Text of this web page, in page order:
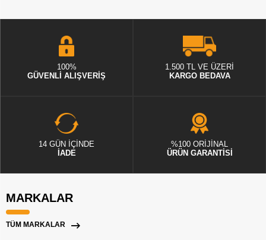
100%
GÜVENLİ ALIŞVERİŞ
1.500 TL VE ÜZERİ
KARGO BEDAVA
14 GÜN İÇİNDE
İADE
%100 ORİJİNAL
ÜRÜN GARANTİSİ
MARKALAR
TÜM MARKALAR